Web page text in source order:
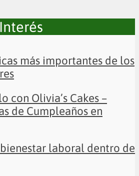
más importantes de los
con Olivia’s Cakes –
de Cumpleaños en
laboral dentro de